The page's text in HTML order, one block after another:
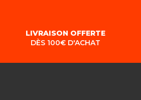
LIVRAISON OFFERTE
DÈS 100€ D'ACHAT